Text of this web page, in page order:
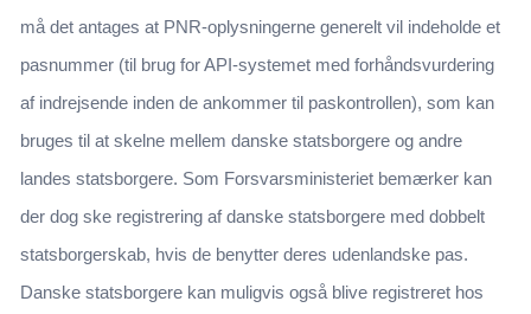
må det antages at PNR-oplysningerne generelt vil indeholde et
pasnummer (til brug for API-systemet med forhåndsvurdering
af indrejsende inden de ankommer til paskontrollen), som kan
bruges til at skelne mellem danske statsborgere og andre
landes statsborgere. Som Forsvarsministeriet bemærker kan
der dog ske registrering af danske statsborgere med dobbelt
statsborgerskab, hvis de benytter deres udenlandske pas.
Danske statsborgere kan muligvis også blive registreret hos